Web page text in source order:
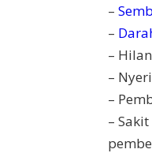
–
–
–
–
–
–